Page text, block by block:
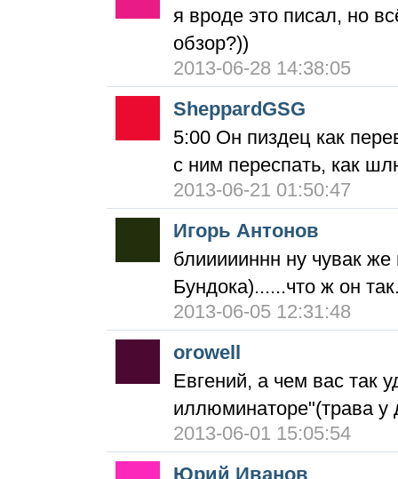
я вроде это писал, но
обзор?))
2013-06-28 14:38:05
SheppardGSG
5:00 Он пиздец как
с ним переспать, как
2013-06-21 01:50:47
Игорь Антонов
блиииииннн ну чувак
Бундока)......что ж он
2013-06-05 12:31:48
orowell
Евгений, а чем вас так
иллюминаторе"(трава у
2013-06-01 15:05:54
Юрий Иванов